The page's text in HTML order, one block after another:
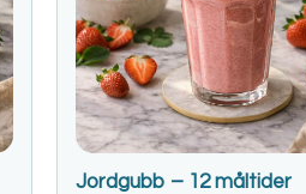
Jordgubb – 12 måltider